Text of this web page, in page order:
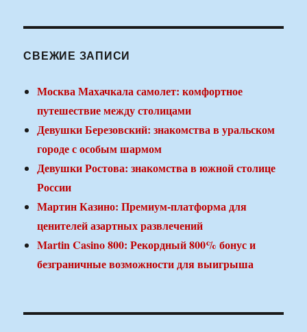
СВЕЖИЕ ЗАПИСИ
Москва Махачкала самолет: комфортное
путешествие между столицами
Девушки Березовский: знакомства в уральском
городе с особым шармом
Девушки Ростова: знакомства в южной столице
России
Мартин Казино: Премиум-платформа для
ценителей азартных развлечений
Martin Casino 800: Рекордный 800% бонус и
безграничные возможности для выигрыша